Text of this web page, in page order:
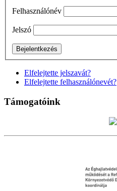
Felhasználónév
Jelszó
Elfelejtette jelszavát?
Elfelejtette felhasználónevét?
Támogatóink